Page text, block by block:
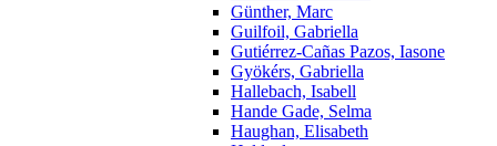
Günther, Marc
Guilfoil, Gabriella
Gutiérrez-Cañas Pazos, Iasone
Gyökérs, Gabriella
Hallebach, Isabell
Hande Gade, Selma
Haughan, Elisabeth